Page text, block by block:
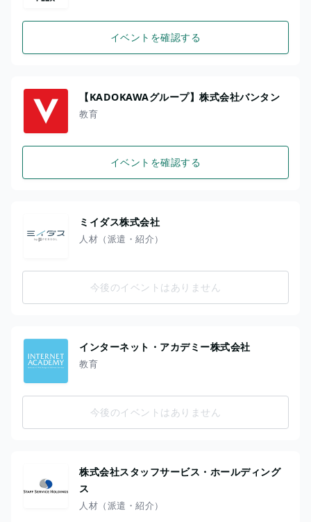
イベントを確認する
【KADOKAWAグループ】株式会社バンタン
教育
イベントを確認する
ミイダス株式会社
人材（派遣・紹介）
今後のイベントはありません
インターネット・アカデミー株式会社
教育
今後のイベントはありません
株式会社スタッフサービス・ホールディング
ス
人材（派遣・紹介）